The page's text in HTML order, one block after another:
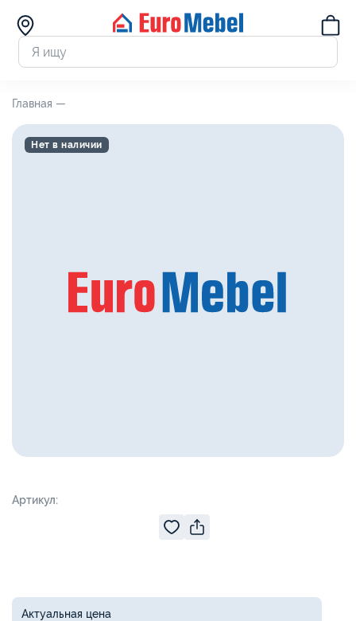
Главная —
Артикул:
Нет в наличии
Актуальная цена